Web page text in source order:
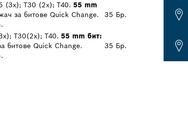
(3x); T30 (2x); T40. 55 mm
за битове Quick Change.
35 Бр.
T30(2x); T40. 55 mm бит:
битове Quick Change.
35 Бр.